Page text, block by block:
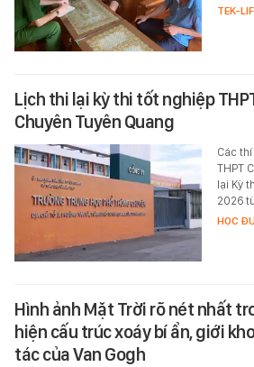
TEK-
Lịch thi lại kỳ thi tốt nghiệp
Chuyên Tuyên Quang
Các
THPT
lại Kỳ
2026
HỌC
Hình ảnh Mặt Trời rõ nét nhất
hiện cấu trúc xoáy bí ẩn, giới
tác của Van Gogh